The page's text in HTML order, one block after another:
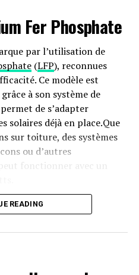
sa série de six victoires
le combat de mardi, le
participé à des
telles que BRAVE CF
COMBATS
MIKHEIL SAZHINIANI
1 de la Saison 8, un
fait son entrée en Inde
Tab 8.8 Gen 2 !
Fer Phosphate
par l’utilisation de
(LFP), reconnues
Ce modèle est
à son système de
de s’adapter
solaires déjà en place.Que
sur toiture, des systèmes
ou d’autres
fonctionner avec un
Énergétique
d’injection dans le réseau
Solarbank 2 AC
solaires MPPT. Cela
READING